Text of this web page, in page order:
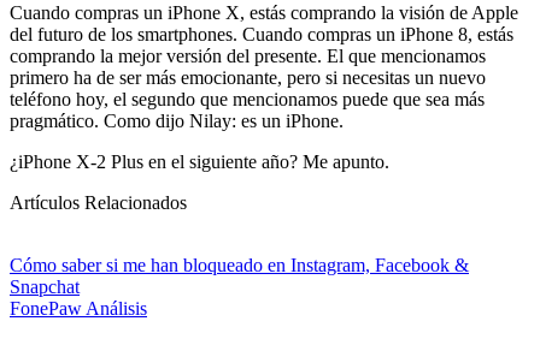
Cuando compras un iPhone X, estás comprando la visión de Apple
del futuro de los smartphones. Cuando compras un iPhone 8, estás
comprando la mejor versión del presente. El que mencionamos
primero ha de ser más emocionante, pero si necesitas un nuevo
teléfono hoy, el segundo que mencionamos puede que sea más
pragmático. Como dijo Nilay: es un iPhone.
¿iPhone X-2 Plus en el siguiente año? Me apunto.
Artículos Relacionados
Cómo saber si me han bloqueado en Instagram, Facebook &
Snapchat
FonePaw Análisis